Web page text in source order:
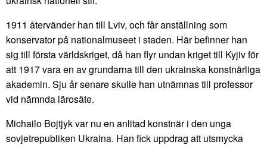
1911 återvänder han till Lviv, och får anställning som
konservator på nationalmuseet i staden. Här befinner han
sig till första världskriget, då han flyr undan kriget till Kyjiv för
att 1917 vara en av grundarna till den ukrainska konstnärliga
akademin. Sju år senare skulle han utnämnas till professor
vid nämnda lärosäte.
Michailo Bojtjyk var nu en anlitad konstnär i den unga
sovjetrepubliken Ukraina. Han fick uppdrag att utsmycka